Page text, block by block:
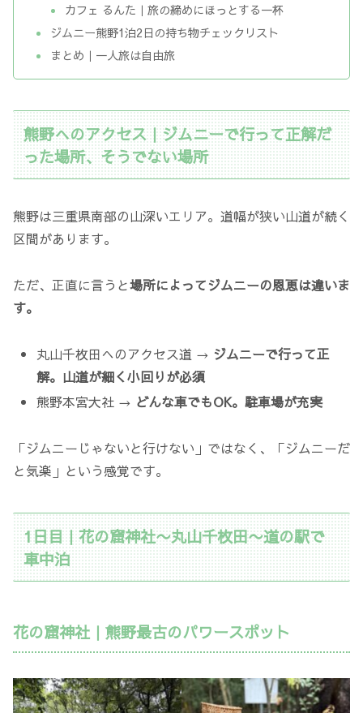
カフェ るんた｜旅の締めにほっとする一杯
ジムニー熊野1泊2日の持ち物チェックリスト
まとめ｜一人旅は自由旅
熊野へのアクセス｜ジムニーで行って正解だ
った場所、そうでない場所
熊野は三重県南部の山深いエリア。道幅が狭い山道が続く
区間があります。
ただ、正直に言うと場所によってジムニーの恩恵は違いま
す。
丸山千枚田へのアクセス道 → ジムニーで行って正
解。山道が細く小回りが必須
熊野本宮大社 → どんな車でもOK。駐車場が充実
「ジムニーじゃないと行けない」ではなく、「ジムニーだ
と気楽」という感覚です。
1日目｜花の窟神社〜丸山千枚田〜道の駅で
車中泊
花の窟神社｜熊野最古のパワースポット